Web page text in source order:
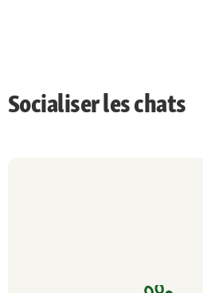
Socialiser les chats